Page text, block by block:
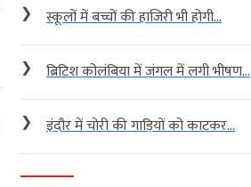
❯ स्कूलों में बच्चों की हाजिरी भी होगी...
❯ ब्रिटिश कोलंबिया में जंगल में लगी भीषण...
❯ इंदौर में चोरी की गाड़ियों को काटकर...